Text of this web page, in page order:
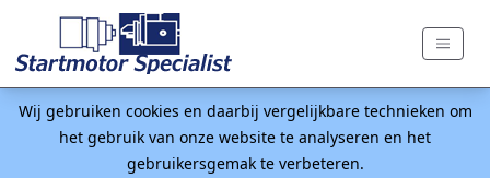
Wij gebruiken cookies en daarbij vergelijkbare technieken om
het gebruik van onze website te analyseren en het
gebruikersgemak te verbeteren.